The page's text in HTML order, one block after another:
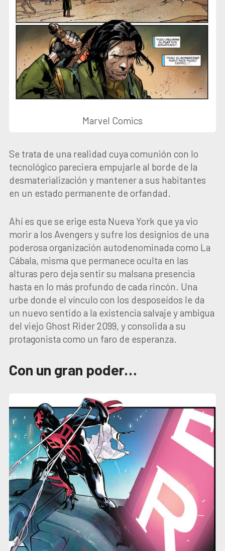
Marvel Comics
Se trata de una realidad cuya comunión con lo
tecnológico pareciera empujarle al borde de la
desmaterialización y mantener a sus habitantes
en un estado permanente de orfandad.
Ahí es que se erige esta Nueva York que ya vio
morir a los Avengers y sufre los designios de una
poderosa organización autodenominada como La
Cábala, misma que permanece oculta en las
alturas pero deja sentir su malsana presencia
hasta en lo más profundo de cada rincón. Una
urbe donde el vínculo con los desposeídos le da
un nuevo sentido a la existencia salvaje y ambigua
del viejo Ghost Rider 2099, y consolida a su
protagonista como un faro de esperanza.
Con un gran poder…